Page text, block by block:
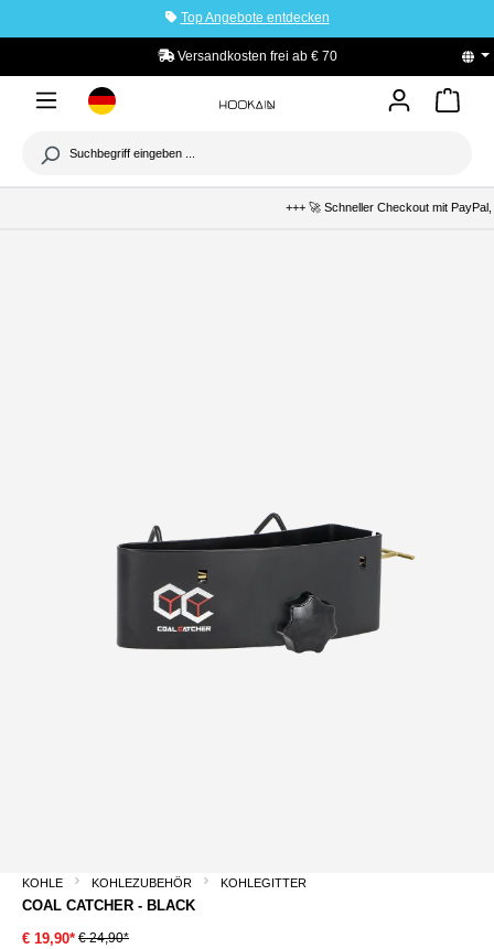
Top Angebote entdecken
Versandkosten frei ab € 70
+++ 🚀 Schneller Checkout mit
KOHLE KOHLEZUBEHÖR KOHLEGITTER
COAL CATCHER - BLACK
€ 19,90* € 24,90*